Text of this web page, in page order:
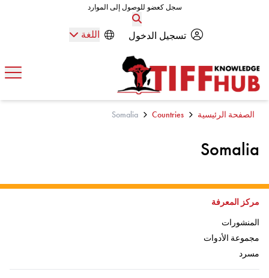
سجل كعضو للوصول إلى الموارد
سجل كعضو للوصول إلى الموارد
تسجيل الدخول اللغة
الصفحة الرئيسية Countries
Somalia
Somalia
اذهب إلى:
مركز المعرفة
المنشورات
مجموعة الأدوات
مسرد